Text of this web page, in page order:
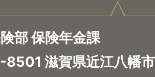
部 保険年金課
滋賀県近江八幡